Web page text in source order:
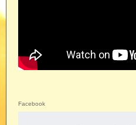
Facebook